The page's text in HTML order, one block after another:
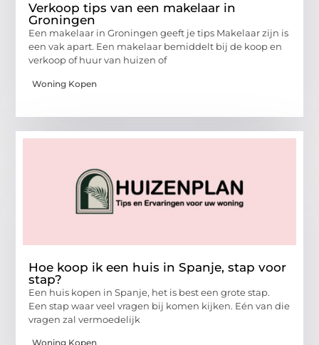
Verkoop tips van een makelaar in
Groningen
Een makelaar in Groningen geeft je tips Makelaar zijn is
een vak apart. Een makelaar bemiddelt bij de koop en
verkoop of huur van huizen of
Woning Kopen
Hoe koop ik een huis in Spanje, stap voor
stap?
Een huis kopen in Spanje, het is best een grote stap.
Een stap waar veel vragen bij komen kijken. Eén van die
vragen zal vermoedelijk
Woning Kopen